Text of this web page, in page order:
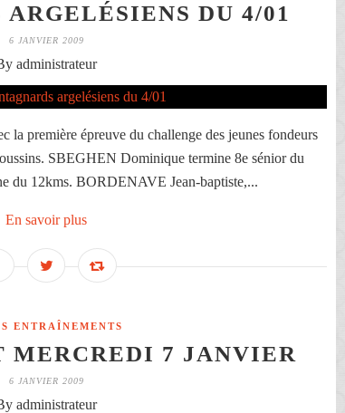
DU 4/01
6 JANVIER 2009
administrateur
la première épreuve du challenge des jeunes fondeurs
SBEGHEN Dominique termine 8e sénior du
du 12kms. BORDENAVE Jean-baptiste,...
En savoir plus
ENTRAÎNEMENTS
MERCREDI 7 JANVIER
6 JANVIER 2009
administrateur